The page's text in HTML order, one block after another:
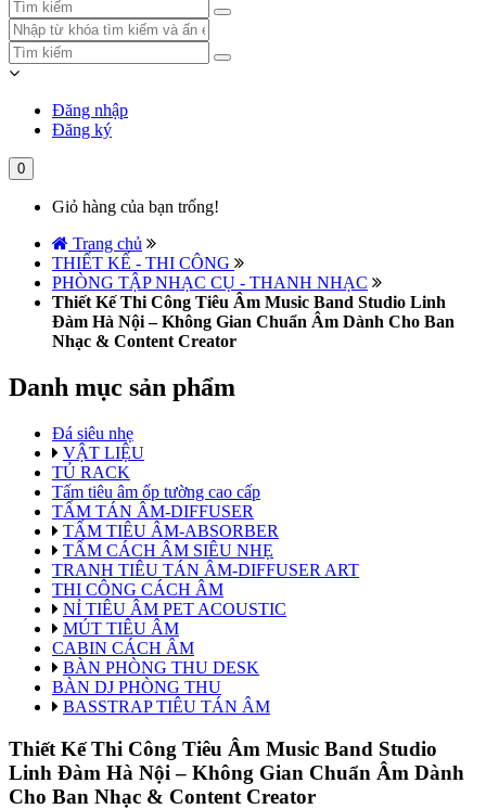
Đăng nhập
Đăng ký
0
Giỏ hàng của bạn trống!
Trang chủ
THIẾT KẾ - THI CÔNG
PHÒNG TẬP NHẠC CỤ - THANH NHẠC
Thiết Kế Thi Công Tiêu Âm Music Band Studio Linh
Đàm Hà Nội – Không Gian Chuẩn Âm Dành Cho Ban
Nhạc & Content Creator
Danh mục sản phẩm
Đá siêu nhẹ
VẬT LIỆU
TỦ RACK
Tấm tiêu âm ốp tường cao cấp
TẤM TÁN ÂM-DIFFUSER
TẤM TIÊU ÂM-ABSORBER
TẤM CÁCH ÂM SIÊU NHẸ
TRANH TIÊU TÁN ÂM-DIFFUSER ART
THI CÔNG CÁCH ÂM
NỈ TIÊU ÂM PET ACOUSTIC
MÚT TIÊU ÂM
CABIN CÁCH ÂM
BÀN PHÒNG THU DESK
BÀN DJ PHÒNG THU
BASSTRAP TIÊU TÁN ÂM
Thiết Kế Thi Công Tiêu Âm Music Band Studio
Linh Đàm Hà Nội – Không Gian Chuẩn Âm Dành
Cho Ban Nhạc & Content Creator